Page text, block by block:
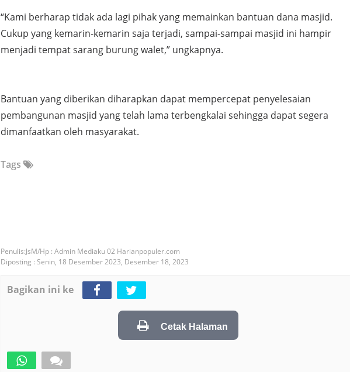
“Kami berharap tidak ada lagi pihak yang memainkan bantuan dana masjid.
Cukup yang kemarin-kemarin saja terjadi, sampai-sampai masjid ini hampir
menjadi tempat sarang burung walet,” ungkapnya.
Bantuan yang diberikan diharapkan dapat mempercepat penyelesaian
pembangunan masjid yang telah lama terbengkalai sehingga dapat segera
dimanfaatkan oleh masyarakat.
Tags
JsM/Hp : Admin Mediaku 02 Harianpopuler.com
Diposting : Senin, 18 Desember 2023, Desember 18, 2023
Bagikan ini ke
Cetak Halaman